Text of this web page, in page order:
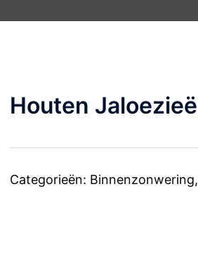
Houten
Categorieën: Binnenzonwering,